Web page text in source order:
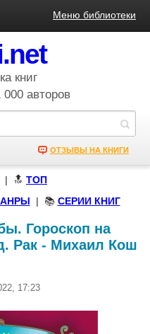
Меню библиотеки
книг
000 авторов
ОТЗЫВЫ НА КНИГИ
| 🔝 ТОП
| 📚 СЕРИИ КНИГ
Гороскоп на
Рак - Михаил Кош
17:23